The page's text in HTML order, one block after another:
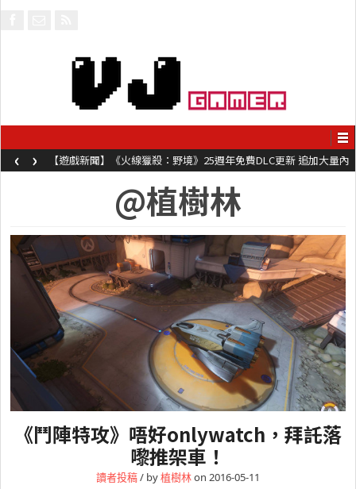
【遊戲新聞】《火線獵殺：野境》25週年免費DLC更新 追加大量內
容同時系舊作限時超平價折扣
‹ ›
@植樹林
《鬥陣特攻》唔好onlywatch，拜託落
嚟推架車！
讀者投稿/ by植樹林on 2016-05-11